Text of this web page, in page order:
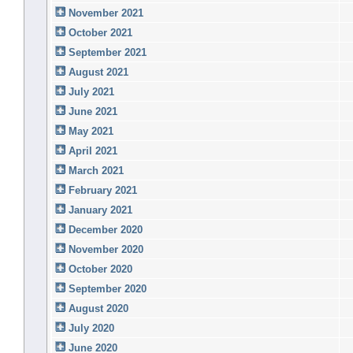
November 2021
October 2021
September 2021
August 2021
July 2021
June 2021
May 2021
April 2021
March 2021
February 2021
January 2021
December 2020
November 2020
October 2020
September 2020
August 2020
July 2020
June 2020